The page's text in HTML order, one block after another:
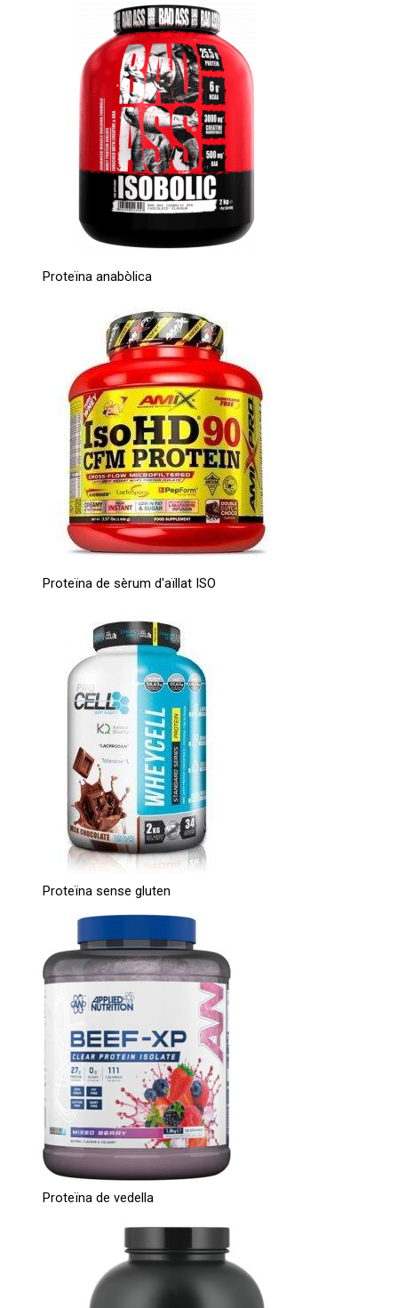
Proteïna anabòlica
Proteïna de sèrum d'aïllat ISO
Proteïna sense gluten
Proteïna de vedella